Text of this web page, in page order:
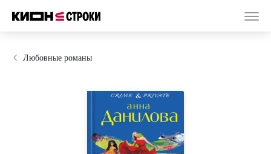
Любовные романы